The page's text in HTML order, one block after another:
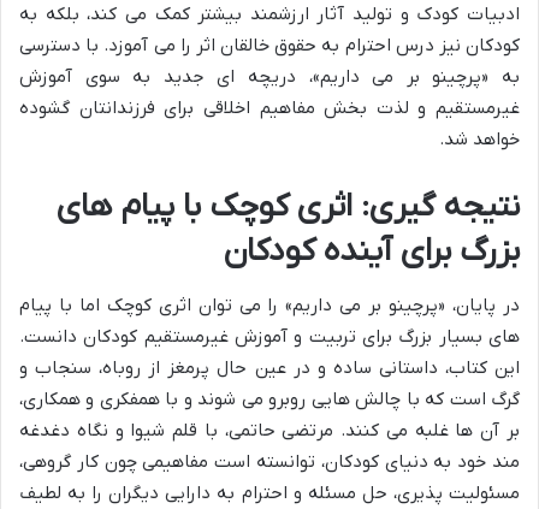
ادبیات کودک و تولید آثار ارزشمند بیشتر کمک می کند، بلکه به
کودکان نیز درس احترام به حقوق خالقان اثر را می آموزد. با دسترسی
به «پرچینو بر می داریم»، دریچه ای جدید به سوی آموزش
غیرمستقیم و لذت بخش مفاهیم اخلاقی برای فرزندانتان گشوده
خواهد شد.
نتیجه گیری: اثری کوچک با پیام های
بزرگ برای آینده کودکان
در پایان، «پرچینو بر می داریم» را می توان اثری کوچک اما با پیام
های بسیار بزرگ برای تربیت و آموزش غیرمستقیم کودکان دانست.
این کتاب، داستانی ساده و در عین حال پرمغز از روباه، سنجاب و
گرگ است که با چالش هایی روبرو می شوند و با همفکری و همکاری،
بر آن ها غلبه می کنند. مرتضی حاتمی، با قلم شیوا و نگاه دغدغه
مند خود به دنیای کودکان، توانسته است مفاهیمی چون کار گروهی،
مسئولیت پذیری، حل مسئله و احترام به دارایی دیگران را به لطیف